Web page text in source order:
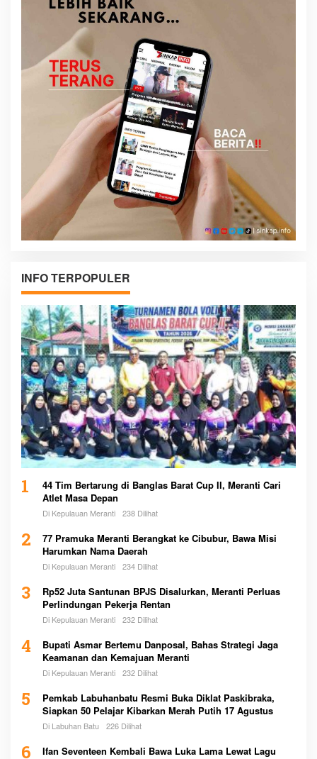
INFO TERPOPULER
1
44 Tim Bertarung di Banglas Barat Cup II, Meranti Cari
Atlet Masa Depan
Di Kepulauan Meranti 238 Dilihat
2
77 Pramuka Meranti Berangkat ke Cibubur, Bawa Misi
Harumkan Nama Daerah
Di Kepulauan Meranti 234 Dilihat
3
Rp52 Juta Santunan BPJS Disalurkan, Meranti Perluas
Perlindungan Pekerja Rentan
Di Kepulauan Meranti 232 Dilihat
4
Bupati Asmar Bertemu Danposal, Bahas Strategi Jaga
Keamanan dan Kemajuan Meranti
Di Kepulauan Meranti 232 Dilihat
5
Pemkab Labuhanbatu Resmi Buka Diklat Paskibraka,
Siapkan 50 Pelajar Kibarkan Merah Putih 17 Agustus
Di Labuhan Batu 226 Dilihat
Ifan Seventeen Kembali Bawa Luka Lama Lewat Lagu